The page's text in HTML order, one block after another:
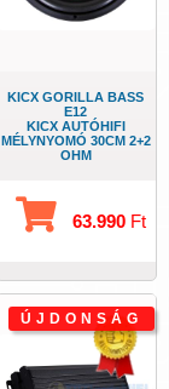
KICX GORILLA BASS
E12
KICX AUTÓHIFI
MÉLYNYOMÓ 30CM 2+2
OHM
63.990Ft
ÚJDONSÁG